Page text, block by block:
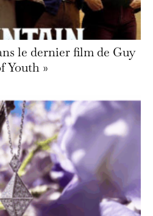
le dernier film de Guy
Youth »